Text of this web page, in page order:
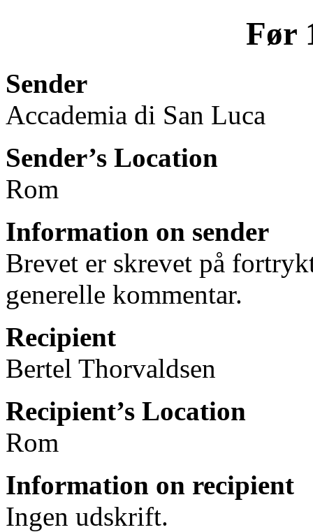
Før
Sender
Accademia di San Luca
Sender’s Location
Rom
Information on sender
Brevet er skrevet på
generelle kommentar.
Recipient
Bertel Thorvaldsen
Recipient’s Location
Rom
Information on recipient
Ingen udskrift.